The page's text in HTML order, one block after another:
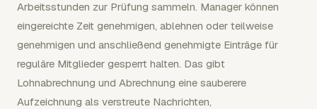
Arbeitsstunden zur Prüfung sammeln. Manager können
eingereichte Zeit genehmigen, ablehnen oder teilweise
genehmigen und anschließend genehmigte Einträge für
reguläre Mitglieder gesperrt halten. Das gibt
Lohnabrechnung und Abrechnung eine sauberere
Aufzeichnung als verstreute Nachrichten,